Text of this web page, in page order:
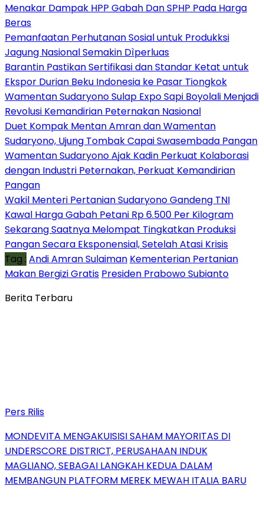
Menakar Dampak HPP Gabah Dan SPHP Pada Harga
Beras
Pemanfaatan Perhutanan Sosial untuk Produkksi
Jagung Nasional Semakin Dìperluas
Barantin Pastikan Sertifikasi dan Standar Ketat untuk
Ekspor Durian Beku Indonesia ke Pasar Tiongkok
Wamentan Sudaryono Sulap Expo Sapi Boyolali Menjadi
Revolusi Kemandirian Peternakan Nasional
Duet Kompak Mentan Amran dan Wamentan
Sudaryono, Ujung Tombak Capai Swasembada Pangan
Wamentan Sudaryono Ajak Kadin Perkuat Kolaborasi
dengan Industri Peternakan, Perkuat Kemandirian
Pangan
Wakil Menteri Pertanian Sudaryono Gandeng TNI
Kawal Harga Gabah Petani Rp 6.500 Per Kilogram
Sekarang Saatnya Melompat Tingkatkan Produksi
Pangan Secara Eksponensial, Setelah Atasi Krisis
Tag : Andi Amran Sulaiman Kementerian Pertanian
Makan Bergizi Gratis Presiden Prabowo Subianto
Berita Terbaru
Pers Rilis
MONDEVITA MENGAKUISISI SAHAM MAYORITAS DI
UNDERSCORE DISTRICT, PERUSAHAAN INDUK
MAGLIANO, SEBAGAI LANGKAH KEDUA DALAM
MEMBANGUN PLATFORM MEREK MEWAH ITALIA BARU